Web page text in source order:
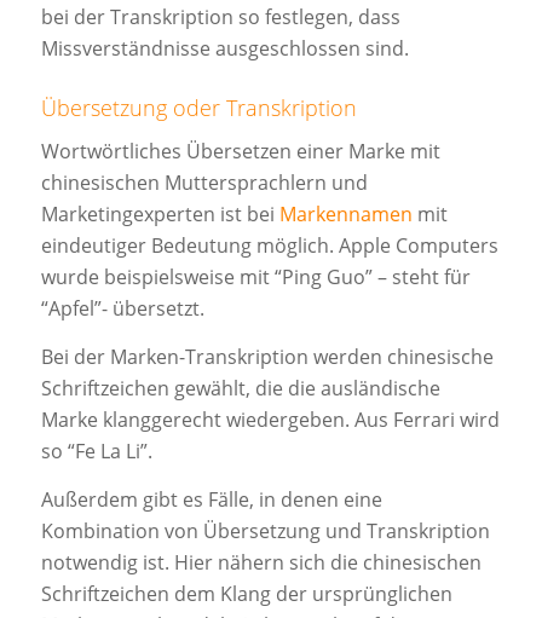
bei der Transkription so festlegen, dass
Missverständnisse ausgeschlossen sind.
Übersetzung oder Transkription
Wortwörtliches Übersetzen einer Marke mit
chinesischen Muttersprachlern und
Marketingexperten ist bei Markennamen mit
eindeutiger Bedeutung möglich. Apple Computers
wurde beispielsweise mit “Ping Guo” – steht für
“Apfel”- übersetzt.
Bei der Marken-Transkription werden chinesische
Schriftzeichen gewählt, die die ausländische
Marke klanggerecht wiedergeben. Aus Ferrari wird
so “Fe La Li”.
Außerdem gibt es Fälle, in denen eine
Kombination von Übersetzung und Transkription
notwendig ist. Hier nähern sich die chinesischen
Schriftzeichen dem Klang der ursprünglichen